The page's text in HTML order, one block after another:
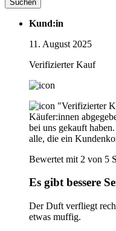
Suchen
Kund:in
11. August 2025
Verifizierter Kauf
"Verifizierter
Käufer:innen
bei uns gekauft
alle, die ein
Bewertet mit 2 von 5
Es gibt bessere
Der Duft verfliegt
etwas muffig.